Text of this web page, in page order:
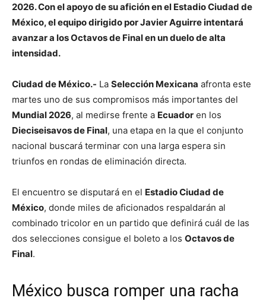
2026. Con el apoyo de su afición en el Estadio Ciudad de
México, el equipo dirigido por Javier Aguirre intentará
avanzar a los Octavos de Final en un duelo de alta
intensidad.
Ciudad de México.- La Selección Mexicana afronta este
martes uno de sus compromisos más importantes del
Mundial 2026, al medirse frente a Ecuador en los
Dieciseisavos de Final, una etapa en la que el conjunto
nacional buscará terminar con una larga espera sin
triunfos en rondas de eliminación directa.
El encuentro se disputará en el Estadio Ciudad de
México, donde miles de aficionados respaldarán al
combinado tricolor en un partido que definirá cuál de las
dos selecciones consigue el boleto a los Octavos de
Final.
México busca romper una racha